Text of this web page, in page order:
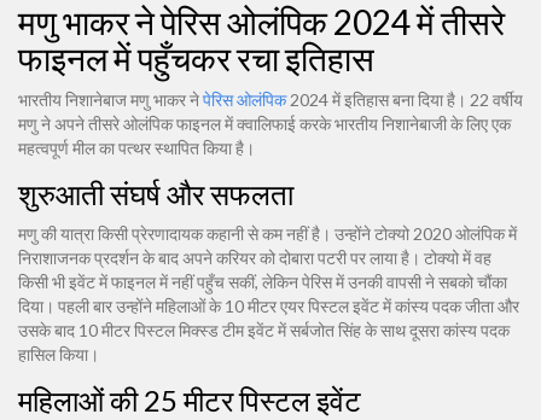
मणु भाकर ने पेरिस ओलंपिक 2024 में तीसरे
फाइनल में पहुँचकर रचा इतिहास
भारतीय निशानेबाज मणु भाकर नेपेरिस ओलंपिक2024 में इतिहास बना दिया है। 22 वर्षीय
मणु ने अपने तीसरे ओलंपिक फाइनल में क्वालिफाई करके भारतीय निशानेबाजी के लिए एक
महत्वपूर्ण मील का पत्थर स्थापित किया है।
शुरुआती संघर्ष और सफलता
मणु की यात्रा किसी प्रेरणादायक कहानी से कम नहीं है। उन्होंने टोक्यो 2020 ओलंपिक में
निराशाजनक प्रदर्शन के बाद अपने करियर को दोबारा पटरी पर लाया है। टोक्यो में वह
किसी भी इवेंट में फाइनल में नहीं पहुँच सकीं, लेकिन पेरिस में उनकी वापसी ने सबको चौंका
दिया। पहली बार उन्होंने महिलाओं के 10 मीटर एयर पिस्टल इवेंट में कांस्य पदक जीता और
उसके बाद 10 मीटर पिस्टल मिक्स्ड टीम इवेंट में सर्बजोत सिंह के साथ दूसरा कांस्य पदक
हासिल किया।
महिलाओं की 25 मीटर पिस्टल इवेंट